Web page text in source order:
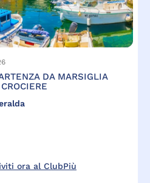
DA MARSIGLIA
ora al ClubPiù